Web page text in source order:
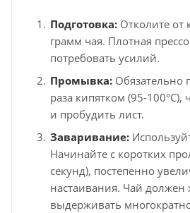
Подготовка: Отколите от
грамм чая. Плотная
потребовать усилий.
Промывка: Обязательно
раза кипятком (95-
и пробудить лист.
Заваривание:
Начинайте с коротких
секунд), постепенно
настаивания. Чай
выдерживать